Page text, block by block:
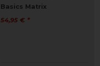
Basics Matrix
54,95 € *